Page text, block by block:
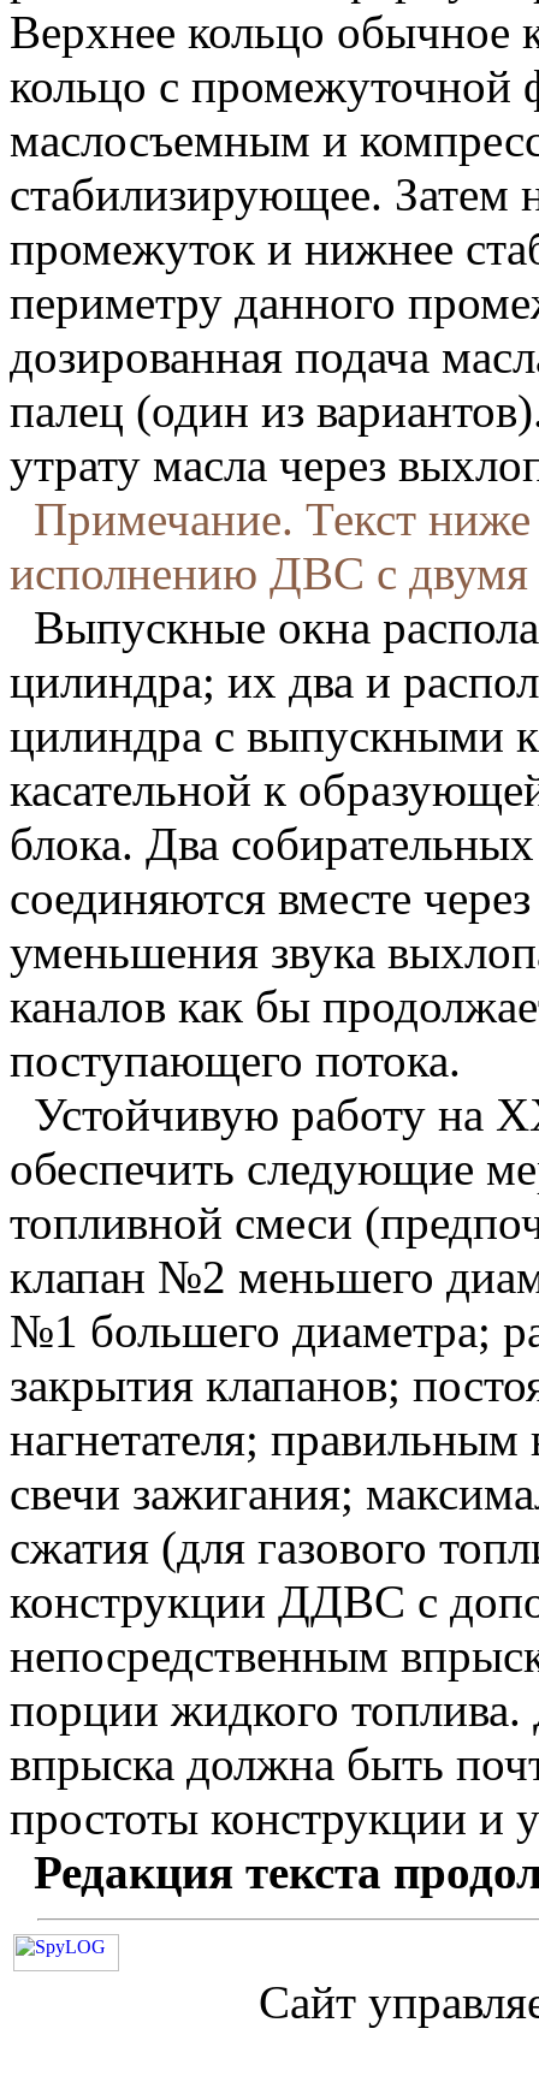
Верхнее кольцо обычное
кольцо с
маслосъемным и
стабилизирующее. Затем
промежуток и нижнее
периметру данного
дозированная подача
палец (один из
утрату масла через
Примечание. Текст ниже
исполнению ДВС с двумя
Выпускные окна
цилиндра; их два и
цилиндра с выпускными
касательной к
блока. Два
соединяются вместе
уменьшения звука
каналов как бы
поступающего потока.
Устойчивую работу на
обеспечить следующие
топливной смеси
клапан №2 меньшего
№1 большего диаметра;
закрытия клапанов;
нагнетателя;
свечи зажигания;
сжатия (для газового
конструкции ДДВС с
непосредственным
порции жидкого топлива.
впрыска должна быть
простоты конструкции и
Редакция текста
Сайт